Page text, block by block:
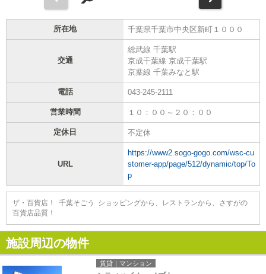
所在地 千葉県千葉市中央区新町１０００
交通
総武線 千葉駅
京成千葉線 京成千葉駅
京葉線 千葉みなと駅
電話 043-245-2111
営業時間 １０：００～２０：００
定休日 不定休
URL
https://www2.sogo-gogo.com/wsc-cu
stomer-app/page/512/dynamic/top/To
p
ザ・百貨店！ 千葉そごう ショッピングから、レストランから、さすがの
百貨店品質！
施設周辺の物件
賃貸｜マンション